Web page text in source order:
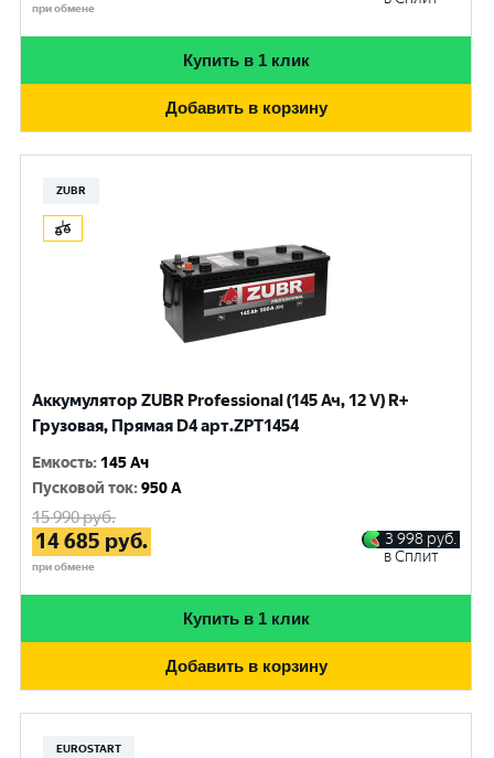
при обмене
Купить в 1 клик
Добавить в корзину
ZUBR
Аккумулятор ZUBR Professional (145 Ач, 12 V) R+
Грузовая, Прямая D4 арт.ZPT1454
Емкость: 145 Ач
Пусковой ток:950 A
15 990руб.
14 685 руб.
при обмене
3 998 руб.
в Сплит
Купить в 1 клик
Добавить в корзину
EUROSTART